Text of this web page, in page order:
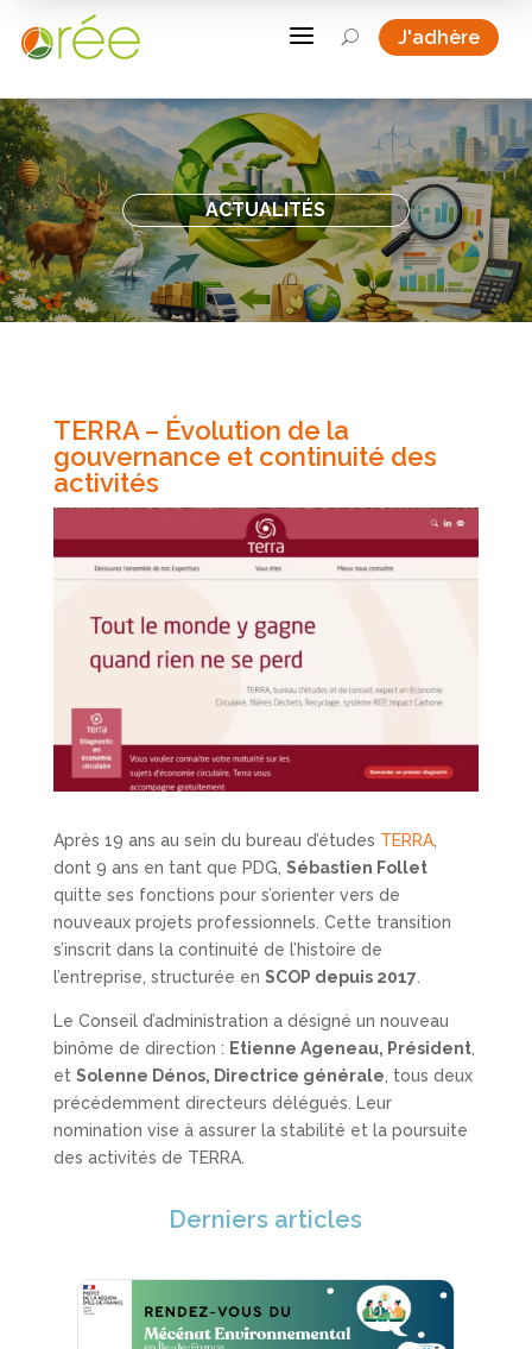
a U J'adhère
ACTUALITÉS
TERRA – Évolution de la
gouvernance et continuité des
activités
Après 19 ans au sein du bureau d’études TERRA,
dont 9 ans en tant que PDG, Sébastien Follet
quitte ses fonctions pour s’orienter vers de
nouveaux projets professionnels. Cette transition
s’inscrit dans la continuité de l’histoire de
l’entreprise, structurée en SCOP depuis 2017.
Le Conseil d’administration a désigné un nouveau
binôme de direction : Etienne Ageneau, Président,
et Solenne Dénos, Directrice générale , tous deux
précédemment directeurs délégués. Leur
nomination vise à assurer la stabilité et la poursuite
des activités de TERRA.
Derniers articles